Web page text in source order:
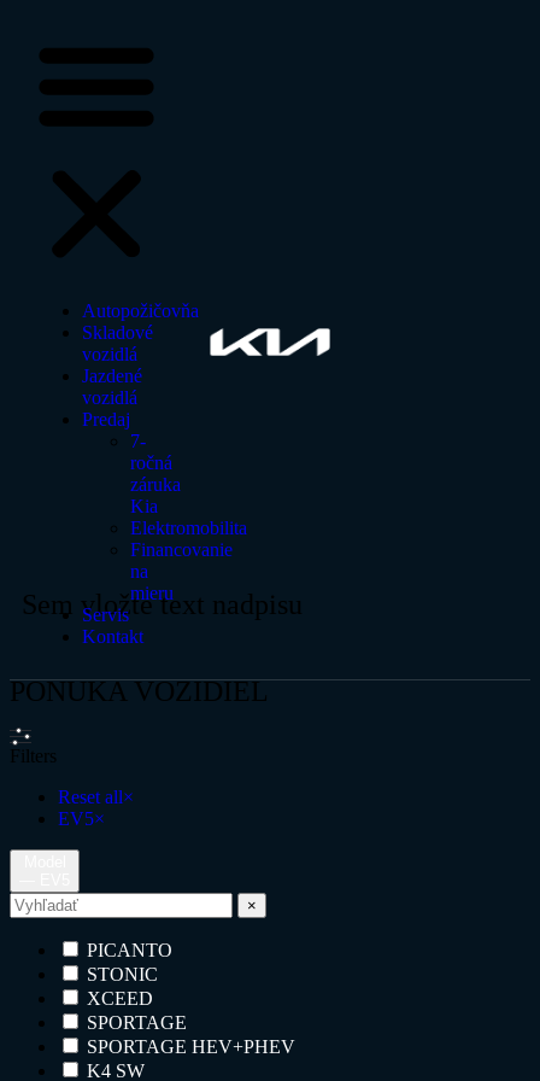
Autopožičovňa
Skladové
vozidlá
Jazdené
vozidlá
Predaj
7-
ročná
záruka
Kia
Elektromobilita
Financovanie
na
mieru
Servis
Kontakt
Sem vložte text nadpisu
PONUKA VOZIDIEL
Filters
Reset all×
EV5×
×
PICANTO
STONIC
XCEED
SPORTAGE
SPORTAGE HEV+PHEV
K4 SW